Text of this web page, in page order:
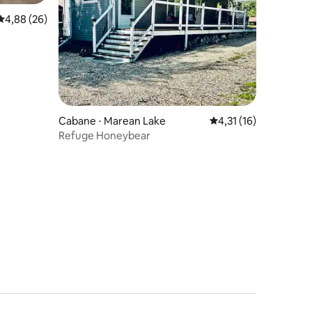
: 5 sur 5
moyenne sur la base de 26 commentaires : 4,88 sur 5
4,88 (26)
Cabane ⋅ Marean Lake Évaluation moyenne
4,31 (16)
Refuge Honeybear